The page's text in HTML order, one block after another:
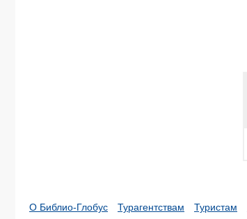
О Библио-Глобус Турагентствам Туристам